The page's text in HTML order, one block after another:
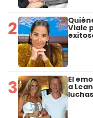
2 Viale
3 El
a